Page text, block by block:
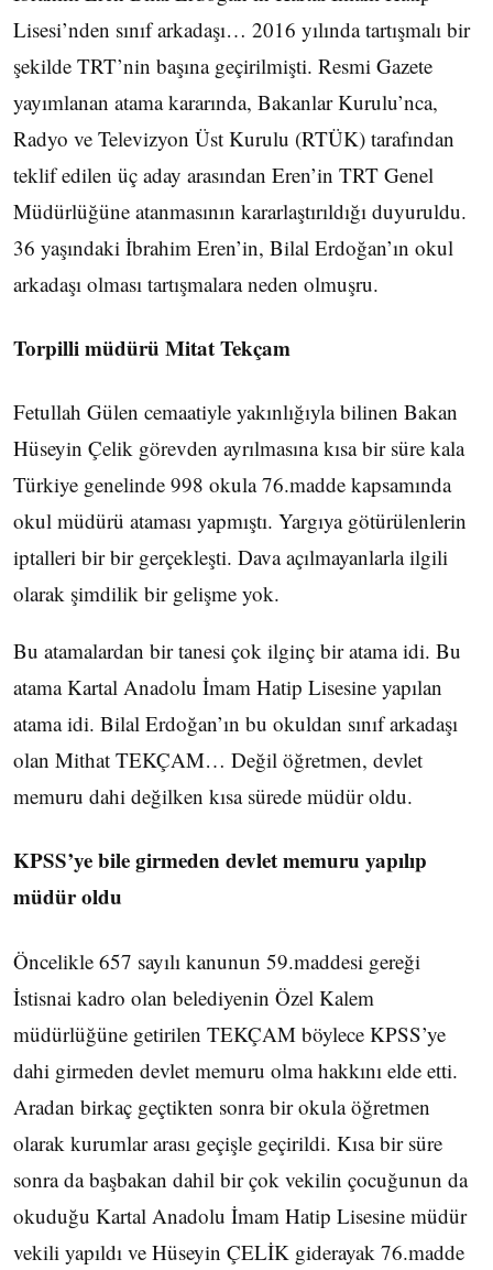
Lisesi’nden sınıf arkadaşı… 2016 yılında tartışmalı bir
şekilde TRT’nin başına geçirilmişti. Resmi Gazete
yayımlanan atama kararında, Bakanlar Kurulu’nca,
Radyo ve Televizyon Üst Kurulu (RTÜK) tarafından
teklif edilen üç aday arasından Eren’in TRT Genel
Müdürlüğüne atanmasının kararlaştırıldığı duyuruldu.
36 yaşındaki İbrahim Eren’in, Bilal Erdoğan’ın okul
arkadaşı olması tartışmalara neden olmuşru.
Torpilli müdürü Mitat Tekçam
Fetullah Gülen cemaatiyle yakınlığıyla bilinen Bakan
Hüseyin Çelik görevden ayrılmasına kısa bir süre kala
Türkiye genelinde 998 okula 76.madde kapsamında
okul müdürü ataması yapmıştı. Yargıya götürülenlerin
iptalleri bir bir gerçekleşti. Dava açılmayanlarla ilgili
olarak şimdilik bir gelişme yok.
Bu atamalardan bir tanesi çok ilginç bir atama idi. Bu
atama Kartal Anadolu İmam Hatip Lisesine yapılan
atama idi. Bilal Erdoğan’ın bu okuldan sınıf arkadaşı
olan Mithat TEKÇAM… Değil öğretmen, devlet
memuru dahi değilken kısa sürede müdür oldu.
KPSS’ye bile girmeden devlet memuru yapılıp
müdür oldu
Öncelikle 657 sayılı kanunun 59.maddesi gereği
İstisnai kadro olan belediyenin Özel Kalem
müdürlüğüne getirilen TEKÇAM böylece KPSS’ye
dahi girmeden devlet memuru olma hakkını elde etti.
Aradan birkaç geçtikten sonra bir okula öğretmen
olarak kurumlar arası geçişle geçirildi. Kısa bir süre
sonra da başbakan dahil bir çok vekilin çocuğunun da
okuduğu Kartal Anadolu İmam Hatip Lisesine müdür
vekili yapıldı ve Hüseyin ÇELİK giderayak 76.madde